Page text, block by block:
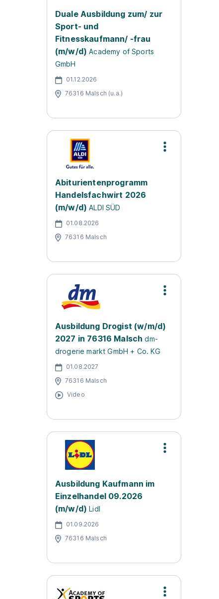
Duale Ausbildung zum/ zur
Sport- und
Fitnesskaufmann/ -frau
(m/w/d) Academy of Sports
GmbH
01.12.2026
76316 Malsch (u.a.)
Abiturientenprogramm
Handelsfachwirt 2026
(m/w/d) ALDI SÜD
01.08.2026
76316 Malsch
Ausbildung Drogist (w/m/d)
2027 in 76316 Malsch dm-
drogerie markt GmbH + Co. KG
01.08.2027
76316 Malsch
Video
Ausbildung Kaufmann im
Einzelhandel 09.2026
(m/w/d) Lidl
01.09.2026
76316 Malsch